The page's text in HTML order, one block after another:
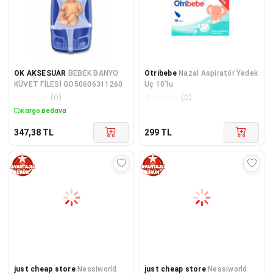
OK AKSESUAR BEBEK BANYO
KÜVET FİLESİ GO50606311260
(0)
Kargo Bedava
347,38 TL
Otribebe Nazal Aspiratör Yedek
Uç 10'lu
(0)
299 TL
just cheap store Nessiworld
just cheap store Nessiworld